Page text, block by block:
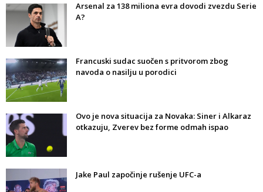
Arsenal za 138 miliona evra dovodi zvezdu Serie
A?
Francuski sudac suočen s pritvorom zbog
navoda o nasilju u porodici
Ovo je nova situacija za Novaka: Siner i Alkaraz
otkazuju, Zverev bez forme odmah ispao
Jake Paul započinje rušenje UFC-a